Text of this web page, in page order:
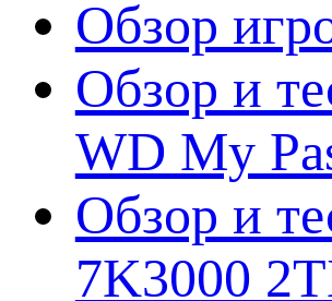
Обзор
Обзор и
WD My
Обзор и
7K3000